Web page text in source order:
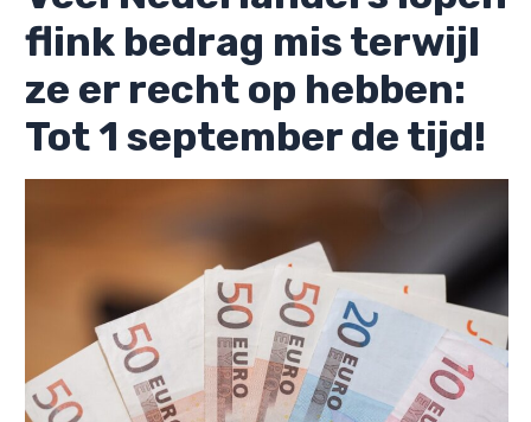
flink bedrag mis terwijl
ze er recht op hebben:
Tot 1 september de tijd!